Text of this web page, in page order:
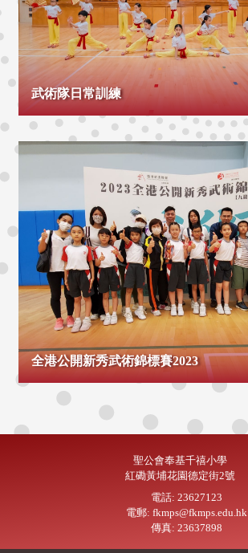
武術隊日常訓練
全港公開新秀武術錦標賽2023
聖公會奉基千禧小學
紅磡黃埔花園德定街2號
電話: 23627123
電郵: fkmps@fkmps.edu.hk
傳真: 23637898